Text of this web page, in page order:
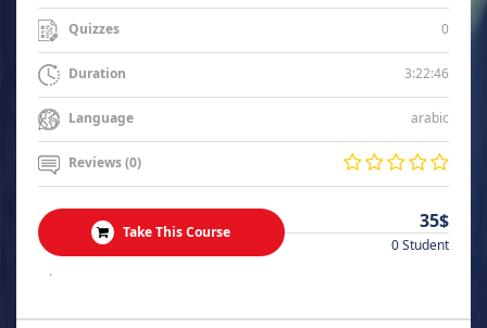
Quizzes 0
Duration 3:22:46
Language arabic
Reviews (0)
Take This Course 35$
0 Student
.